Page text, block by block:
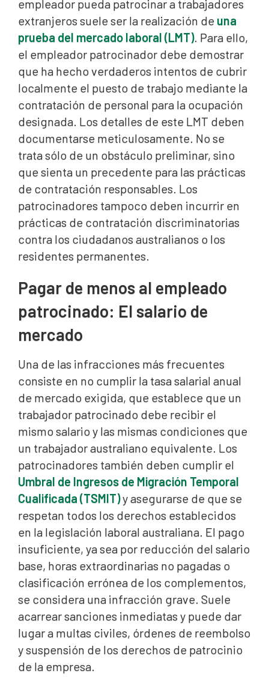
empleador pueda patrocinar a trabajadores
extranjeros suele ser la realización de una
prueba del mercado laboral (LMT). Para ello,
el empleador patrocinador debe demostrar
que ha hecho verdaderos intentos de cubrir
localmente el puesto de trabajo mediante la
contratación de personal para la ocupación
designada. Los detalles de este LMT deben
documentarse meticulosamente. No se
trata sólo de un obstáculo preliminar, sino
que sienta un precedente para las prácticas
de contratación responsables. Los
patrocinadores tampoco deben incurrir en
prácticas de contratación discriminatorias
contra los ciudadanos australianos o los
residentes permanentes.
Pagar de menos al empleado
patrocinado: El salario de
mercado
Una de las infracciones más frecuentes
consiste en no cumplir la tasa salarial anual
de mercado exigida, que establece que un
trabajador patrocinado debe recibir el
mismo salario y las mismas condiciones que
un trabajador australiano equivalente. Los
patrocinadores también deben cumplir el
Umbral de Ingresos de Migración Temporal
Cualificada (TSMIT)y asegurarse de que se
respetan todos los derechos establecidos
en la legislación laboral australiana. El pago
insuficiente, ya sea por reducción del salario
base, horas extraordinarias no pagadas o
clasificación errónea de los complementos,
se considera una infracción grave. Suele
acarrear sanciones inmediatas y puede dar
lugar a multas civiles, órdenes de reembolso
y suspensión de los derechos de patrocinio
de la empresa.